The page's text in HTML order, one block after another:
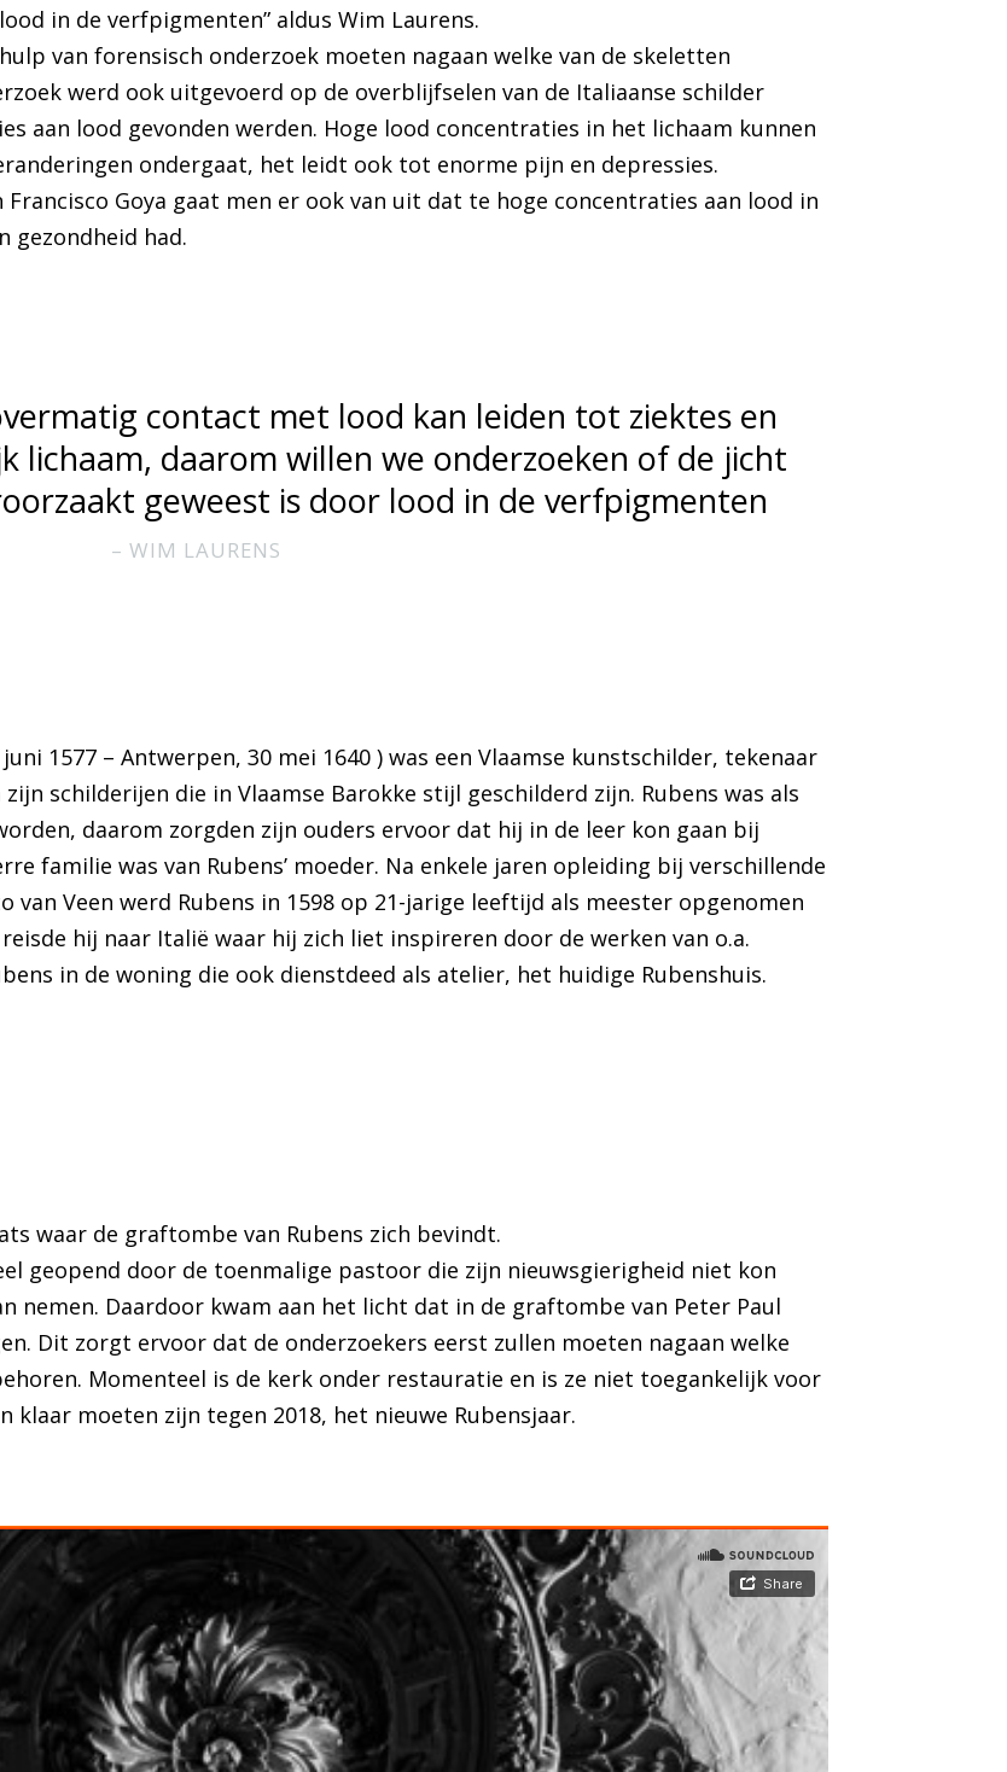
in de verfpigmenten” aldus Wim Laurens.
van forensisch onderzoek moeten nagaan welke van de skeletten
werd ook uitgevoerd op de overblijfselen van de Italiaanse schilder
aan lood gevonden werden. Hoge lood concentraties in het lichaam kunnen
ondergaat, het leidt ook tot enorme pijn en depressies.
Francisco Goya gaat men er ook van uit dat te hoge concentraties aan lood in
gezondheid had.
contact met lood kan leiden tot ziektes en
lichaam, daarom willen we onderzoeken of de jicht
geweest is door lood in de verfpigmenten
WIM LAURENS
1577 – Antwerpen, 30 mei 1640 ) was een Vlaamse kunstschilder, tekenaar
schilderijen die in Vlaamse Barokke stijl geschilderd zijn. Rubens was als
daarom zorgden zijn ouders ervoor dat hij in de leer kon gaan bij
familie was van Rubens’ moeder. Na enkele jaren opleiding bij verschillende
van Veen werd Rubens in 1598 op 21-jarige leeftijd als meester opgenomen
hij naar Italië waar hij zich liet inspireren door de werken van o.a.
in de woning die ook dienstdeed als atelier, het huidige Rubenshuis.
waar de graftombe van Rubens zich bevindt.
geopend door de toenmalige pastoor die zijn nieuwsgierigheid niet kon
nemen. Daardoor kwam aan het licht dat in de graftombe van Peter Paul
Dit zorgt ervoor dat de onderzoekers eerst zullen moeten nagaan welke
Momenteel is de kerk onder restauratie en is ze niet toegankelijk voor
moeten zijn tegen 2018, het nieuwe Rubensjaar.